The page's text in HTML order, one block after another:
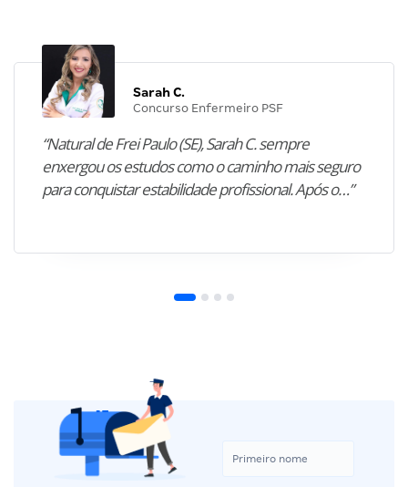
Sarah C.
Concurso Enfermeiro PSF
“Natural de Frei Paulo (SE), Sarah C. sempre
enxergou os estudos como o caminho mais seguro
para conquistar estabilidade profissional. Após o…”